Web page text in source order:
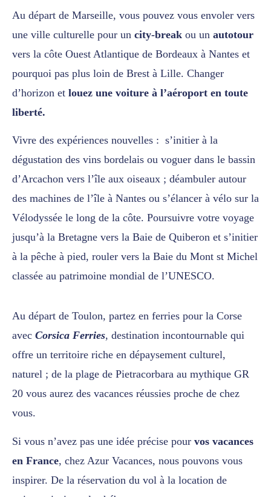
Au départ de Marseille, vous pouvez vous envoler vers
une ville culturelle pour un city-break ou un autotour
vers la côte Ouest Atlantique de Bordeaux à Nantes et
pourquoi pas plus loin de Brest à Lille. Changer
d’horizon et louez une voiture à l’aéroport en toute
liberté.
Vivre des expériences nouvelles : s’initier à la
dégustation des vins bordelais ou voguer dans le bassin
d’Arcachon vers l’île aux oiseaux ; déambuler autour
des machines de l’île à Nantes ou s’élancer à vélo sur la
Vélodyssée le long de la côte. Poursuivre votre voyage
jusqu’à la Bretagne vers la Baie de Quiberon et s’initier
à la pêche à pied, rouler vers la Baie du Mont st Michel
classée au patrimoine mondial de l’UNESCO.
Au départ de Toulon, partez en ferries pour la Corse
avec Corsica Ferries, destination incontournable qui
offre un territoire riche en dépaysement culturel,
naturel ; de la plage de Pietracorbara au mythique GR
20 vous aurez des vacances réussies proche de chez
vous.
Si vous n’avez pas une idée précise pour vos vacances
en France, chez Azur Vacances, nous pouvons vous
inspirer. De la réservation du vol à la location de